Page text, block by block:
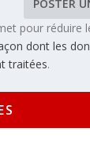
pour réduire
dont les
traitées.